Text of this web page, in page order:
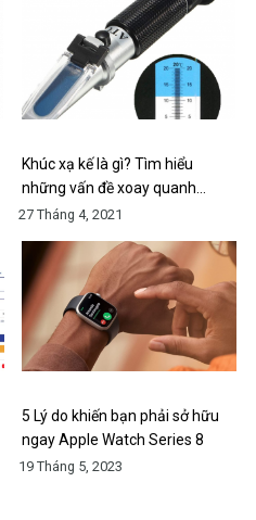
Khúc xạ kế là gì? Tìm hiểu
những vấn đề xoay quanh…
27 Tháng 4, 2021
5 Lý do khiến bạn phải sở hữu
ngay Apple Watch Series 8
19 Tháng 5, 2023